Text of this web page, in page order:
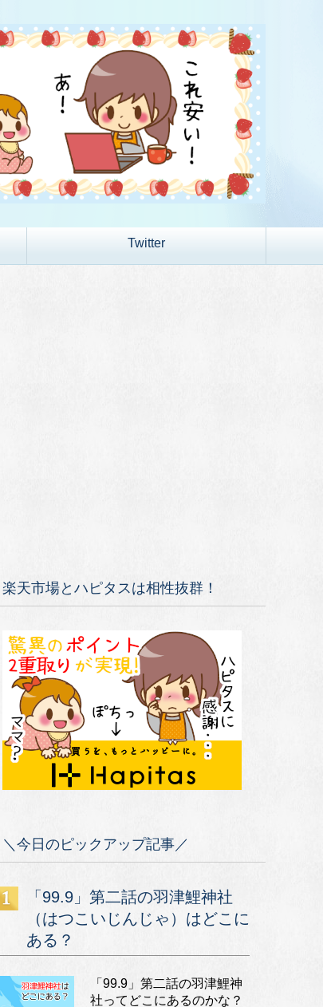
Twitter
楽天市場とハピタスは相性抜群！
＼今日のピックアップ記事／
「99.9」第二話の羽津鯉神社
（はつこいじんじゃ）はどこに
ある？
「99.9」第二話の羽津鯉神
社ってどこにあるのかな？